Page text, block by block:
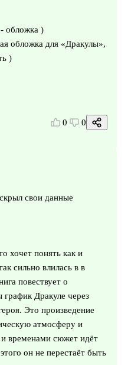
обложка )
обложка для «Дракулы»,
)
0 0
свои данные
хочет понять как и
сильно влилась в в
повествует о
Дракуле через
Это произведение
атмосферу и
временами сюжет идёт
он не перестаёт быть